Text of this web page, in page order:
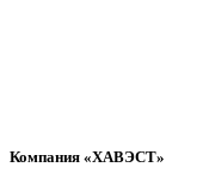
Компания «ХАВЭСТ»